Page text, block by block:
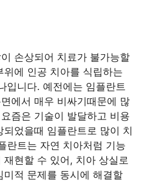
손상되어 치료가 불가능할
에 인공 치아를 식립하는
입니다. 예전에는 임플란트
에서 매우 비싸기때문에 많
즘은 기술이 발달하고 비용
었을때 임플란트로 많이 치
란트는 자연 치아처럼 기능
현할 수 있어, 치아 상실로
미적 문제를 동시에 해결할